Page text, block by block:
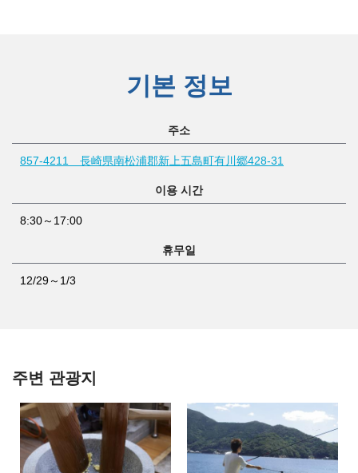
기본 정보
주소
857-4211 長崎県南松浦郡新上五島町有川郷428-31
이용 시간
8:30～17:00
휴무일
12/29～1/3
주변 관광지